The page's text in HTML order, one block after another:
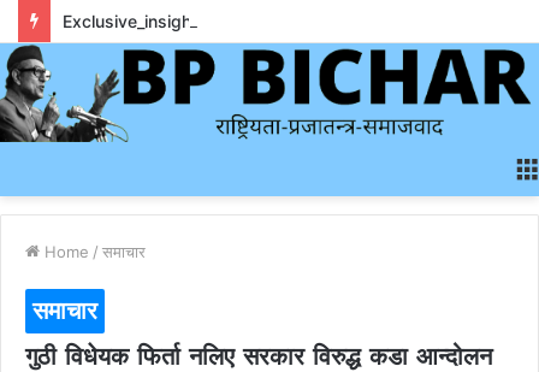
Home / समाचार
समाचार
गुठी विधेयक फिर्ता नलिए सरकार विरुद्ध कडा आन्दोलन